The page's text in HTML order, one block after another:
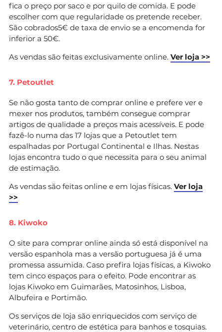
fica o preço por saco e por quilo de comida. E pode
escolher com que regularidade os pretende receber.
São cobrados5€ de taxa de envio se a encomenda for
inferior a 50€.
As vendas são feitas exclusivamente online. Ver loja >>
7. Petoutlet
Se não gosta tanto de comprar online e prefere ver e
mexer nos produtos, também consegue comprar
artigos de qualidade a preços mais acessíveis. E pode
fazê-lo numa das 17 lojas que a Petoutlet tem
espalhadas por Portugal Continental e Ilhas. Nestas
lojas encontra tudo o que necessita para o seu animal
de estimação.
As vendas são feitas online e em lojas físicas. Ver loja
>>
8. Kiwoko
O site para comprar online ainda só está disponível na
versão espanhola mas a versão portuguesa já é uma
promessa assumida. Caso prefira lojas físicas, a Kiwoko
tem cinco espaços para o efeito. Pode encontrar as
lojas Kiwoko em Guimarães, Matosinhos, Lisboa,
Albufeira e Portimão.
Os serviços de loja são enriquecidos com serviço de
veterinário, centro de estética para banhos e tosquias.